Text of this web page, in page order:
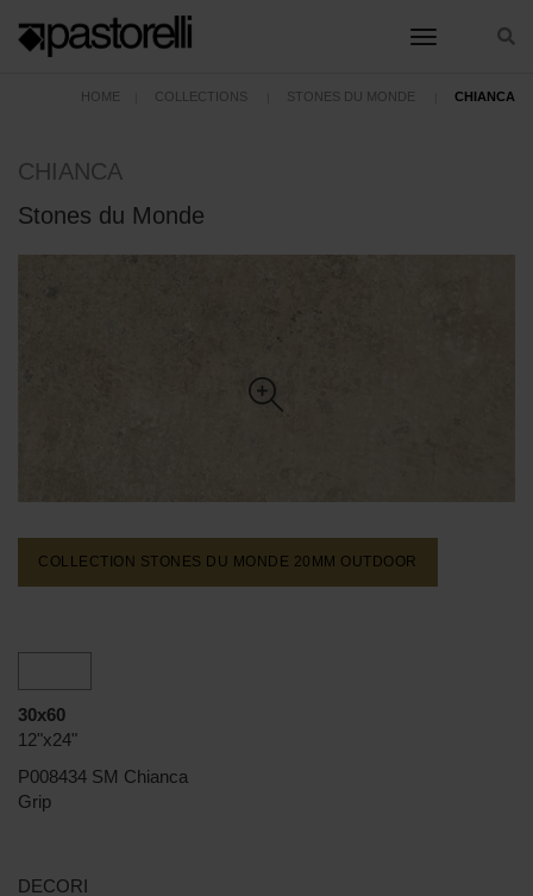
toggle
HOME COLLECTIONS STONES DU MONDE CHIANCA
CHIANCA
Stones du Monde
COLLECTION STONES DU MONDE 20MM OUTDOOR
30x60
12"x24"
P008434 SM Chianca
Grip
DECORI